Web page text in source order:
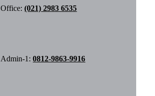
Office:(021) 2983 6535
Admin-1:0812-9863-9916